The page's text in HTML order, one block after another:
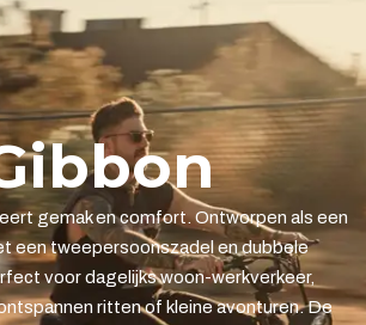
gemak en comfort. Ontworpen als een
een tweepersoonszadel en dubbele
voor dagelijks woon-werkverkeer,
ritten of kleine avonturen. De